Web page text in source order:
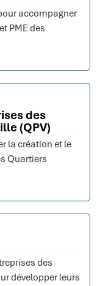
accompagner
PME des
des
(QPV)
la création et le
Quartiers
des
développer leurs